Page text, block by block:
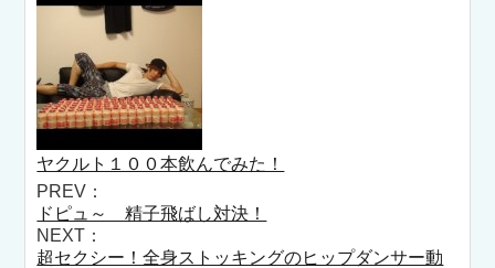
ヤクルト１００本飲んでみた！
PREV：
ドピュ～ 精子飛ばし対決！
NEXT：
超セクシー！全身ストッキングのヒップダンサー動